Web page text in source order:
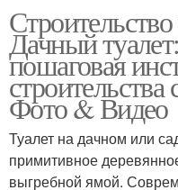
Дачный
пошаговая
Фото & Видео
Туалет на дачном или
примитивное
выгребной ямой.